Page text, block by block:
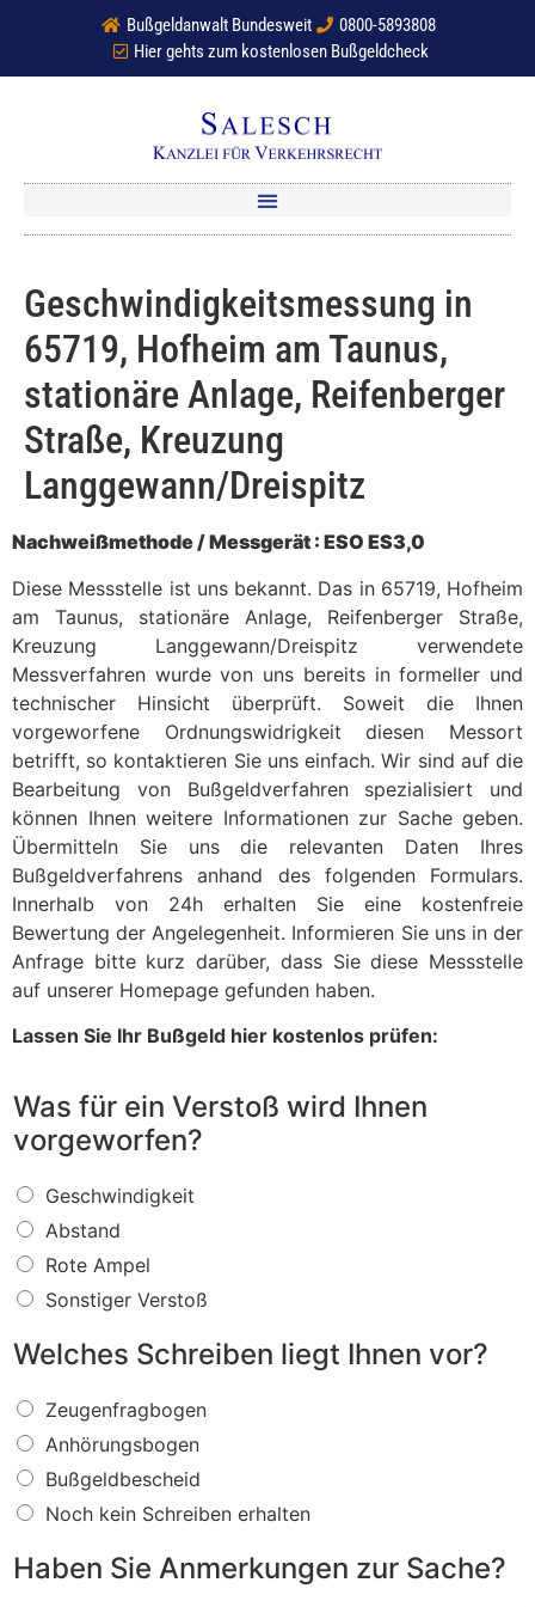
Bußgeldanwalt Bundesweit
0800-5893808
Hier gehts zum kostenlosen Bußgeldcheck
Geschwindigkeitsmessung in
65719, Hofheim am Taunus,
stationäre Anlage, Reifenberger
Straße, Kreuzung
Langgewann/Dreispitz
Nachweißmethode / Messgerät : ESO ES3,0
Diese Messstelle ist uns bekannt. Das in 65719, Hofheim
am Taunus, stationäre Anlage, Reifenberger Straße,
Kreuzung Langgewann/Dreispitz verwendete
Messverfahren wurde von uns bereits in formeller und
technischer Hinsicht überprüft. Soweit die Ihnen
vorgeworfene Ordnungswidrigkeit diesen Messort
betrifft, so kontaktieren Sie uns einfach. Wir sind auf die
Bearbeitung von Bußgeldverfahren spezialisiert und
können Ihnen weitere Informationen zur Sache geben.
Übermitteln Sie uns die relevanten Daten Ihres
Bußgeldverfahrens anhand des folgenden Formulars.
Innerhalb von 24h erhalten Sie eine kostenfreie
Bewertung der Angelegenheit. Informieren Sie uns in der
Anfrage bitte kurz darüber, dass Sie diese Messstelle
auf unserer Homepage gefunden haben.
Lassen Sie Ihr Bußgeld hier kostenlos prüfen:
Was für ein Verstoß wird Ihnen
vorgeworfen?
W
a
s
f
ü
r
i
V
e
r
s
t
o
ß
w
Geschwindigkeit
Abstand
Rote Ampel
Sonstiger Verstoß
Welches Schreiben liegt Ihnen vor?
W
e
c
h
e
S
Zeugenfragbogen
Anhörungsbogen
Bußgeldbescheid
Noch kein Schreiben erhalten
Haben Sie Anmerkungen zur Sache?